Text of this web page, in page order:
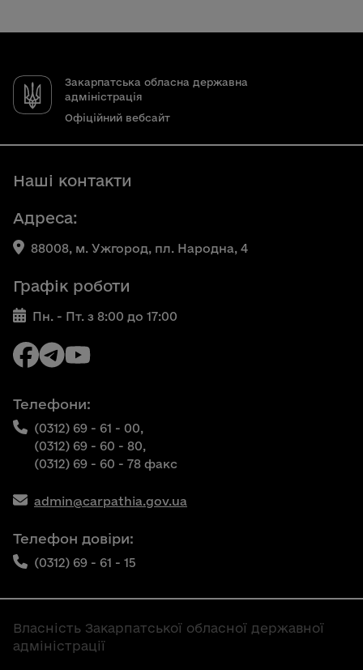
Закарпатська обласна державна
адміністрація
Офіційний вебсайт
Наші контакти
Адреса:
88008, м. Ужгород, пл. Народна, 4
Графік роботи
Пн. - Пт. з 8:00 до 17:00
Телефони:
(0312) 69 - 61 - 00,
(0312) 69 - 60 - 80,
(0312) 69 - 60 - 78 факс
admin@carpathia.gov.ua
Телефон довіри:
(0312) 69 - 61 - 15
Власність Закарпатської обласної державної
адміністрації